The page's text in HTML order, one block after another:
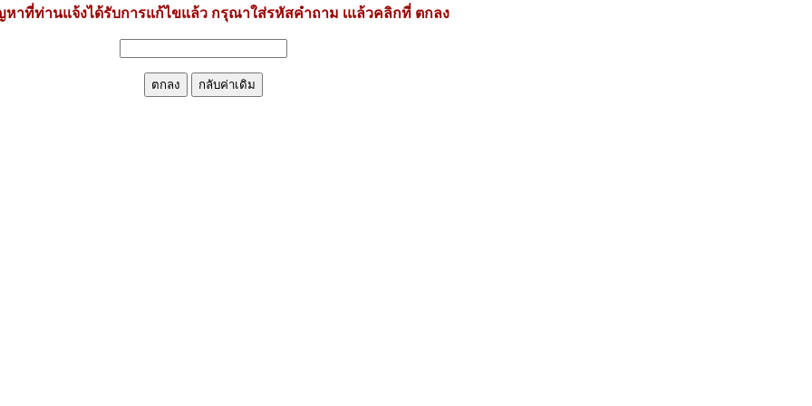
าที่ท่านแจ้งได้รับการแก้ไขแล้ว กรุณาใส่รหัสคำถาม เแล้วคลิกที่ ตกลง